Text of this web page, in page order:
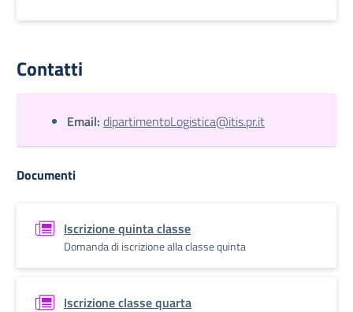
Contatti
Email: dipartimentoLogistica@itis.pr.it
Documenti
Iscrizione quinta classe
Domanda di iscrizione alla classe quinta
Iscrizione classe quarta